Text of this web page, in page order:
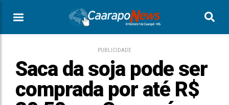
PUBLICIDADE
Saca da soja pode ser
comprada por até R$